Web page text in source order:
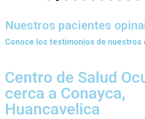
Nuestros pacientes
Conoce los testimonios de nuestros
Centro de Salud
cerca a Conayca,
Huancavelica